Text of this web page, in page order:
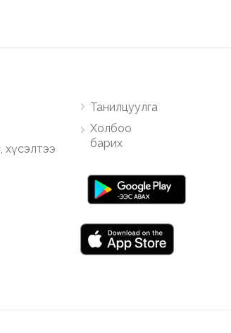
хүсэлтээ
Танилцуулга
Холбоо
барих